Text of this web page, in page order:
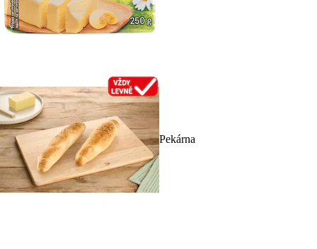
Pekárna